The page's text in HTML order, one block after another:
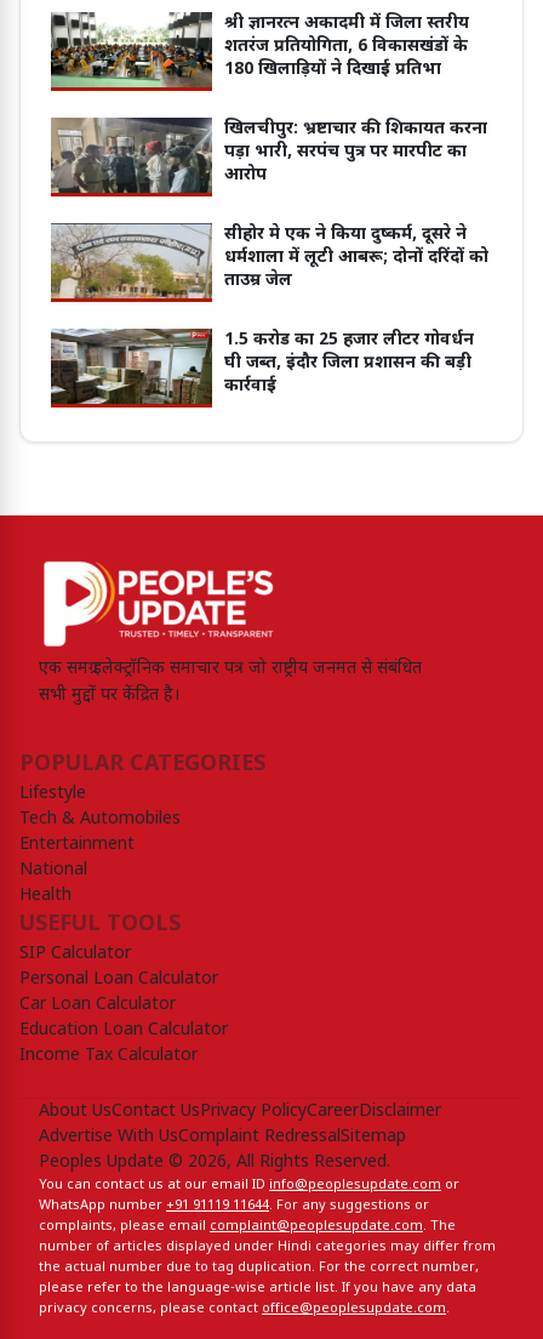
श्री ज्ञानरत्न अकादमी में जिला स्तरीय
शतरंज प्रतियोगिता, 6 विकासखंडों के
180 खिलाड़ियों ने दिखाई प्रतिभा
खिलचीपुर: भ्रष्टाचार की शिकायत करना
पड़ा भारी, सरपंच पुत्र पर मारपीट का
आरोप
सीहोर मे एक ने किया दुष्कर्म, दूसरे ने
धर्मशाला में लूटी आबरू; दोनों दरिंदों को
ताउम्र जेल
1.5 करोड का 25 हजार लीटर गोवर्धन
घी जब्त, इंदौर जिला प्रशासन की बड़ी
कार्रवाई
एक समग्र इलेक्ट्रॉनिक समाचार पत्र जो राष्ट्रीय जनमत से संबंधित
सभी मुद्दों पर केंद्रित है।
POPULAR CATEGORIES
Lifestyle
Tech & Automobiles
Entertainment
National
Health
USEFUL TOOLS
SIP Calculator
Personal Loan Calculator
Car Loan Calculator
Education Loan Calculator
Income Tax Calculator
About UsContact UsPrivacy PolicyCareerDisclaimer
Advertise With UsComplaint RedressalSitemap
Peoples Update © 2026, All Rights Reserved.
You can contact us at our email ID info@peoplesupdate.com or
WhatsApp number +91 91119 11644. For any suggestions or
complaints, please email complaint@peoplesupdate.com. The
number of articles displayed under Hindi categories may differ from
the actual number due to tag duplication. For the correct number,
please refer to the language-wise article list. If you have any data
privacy concerns, please contact office@peoplesupdate.com.